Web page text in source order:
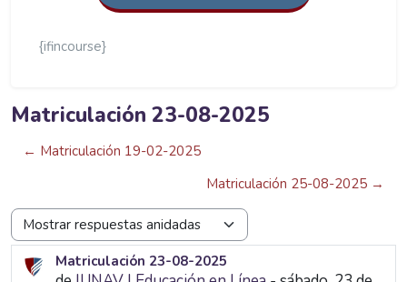
{ifincourse}
Matriculación 23-08-2025
← Matriculación 19-02-2025
Matriculación 25-08-2025 →
Mostrar modo
Matriculación 23-08-2025
Número de respuestas: 0